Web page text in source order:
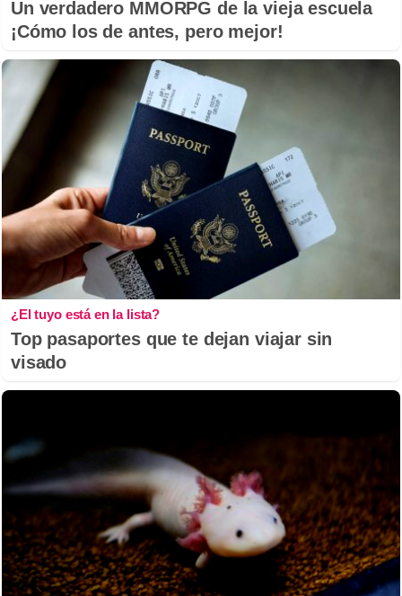
Un verdadero MMORPG de la vieja escuela
¡Cómo los de antes, pero mejor!
¿El tuyo está en la lista?
Top pasaportes que te dejan viajar sin
visado